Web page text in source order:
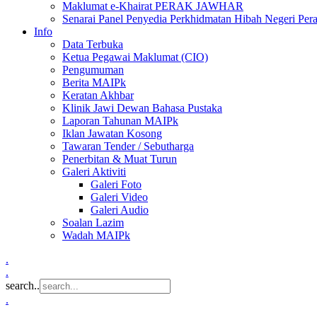
Maklumat e-Khairat PERAK JAWHAR
Senarai Panel Penyedia Perkhidmatan Hibah Negeri
Info
Data Terbuka
Ketua Pegawai Maklumat (CIO)
Pengumuman
Berita MAIPk
Keratan Akhbar
Klinik Jawi Dewan Bahasa Pustaka
Laporan Tahunan MAIPk
Iklan Jawatan Kosong
Tawaran Tender / Sebutharga
Penerbitan & Muat Turun
Galeri Aktiviti
Galeri Foto
Galeri Video
Galeri Audio
Soalan Lazim
Wadah MAIPk
.
.
search..
.